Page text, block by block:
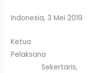
Indonesia, 3 Mei 2019
Ketua
Sekertaris,